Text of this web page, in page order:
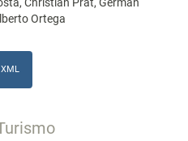
Ortega
XML